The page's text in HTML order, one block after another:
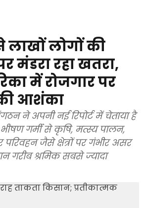
लाखों लोगों की
मंडरा रहा खतरा,
में रोजगार पर
आशंका
ने अपनी नई रिपोर्ट में चेताया है
गर्मी से कृषि, मत्स्य पालन,
परिवहन जैसे क्षेत्रों पर गंभीर असर
गरीब श्रमिक सबसे ज्यादा